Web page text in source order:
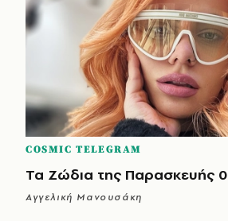
COSMIC TELEGRAM
Τα Ζώδια της Παρασκευής
Αγγελική Μανουσάκη